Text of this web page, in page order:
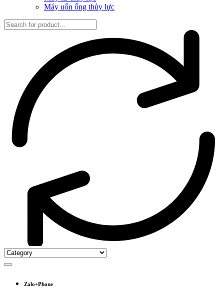
Máy uốn ống thủy lực
Zalo+Phone